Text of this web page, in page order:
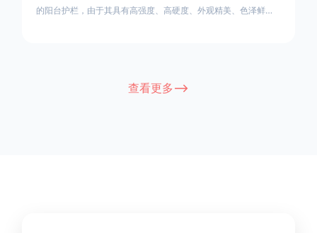
的阳台护栏，由于其具有高强度、高硬度、外观精美、色泽鲜艳
或者咨询厂家客服以获取更准确的信息。
查看更多-->